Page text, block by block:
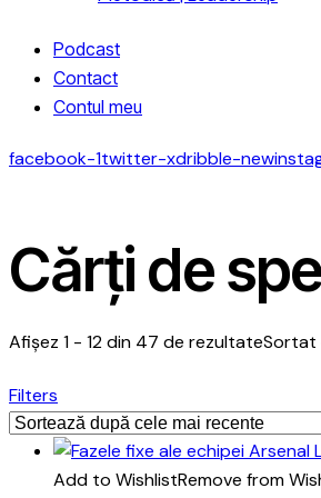
Podcast
Contact
Contul meu
facebook-1twitter-xdribble-new
Cărți de
Afișez 1 - 12 din 47 de rezultateSortat
Filters
Add to WishlistRemove from